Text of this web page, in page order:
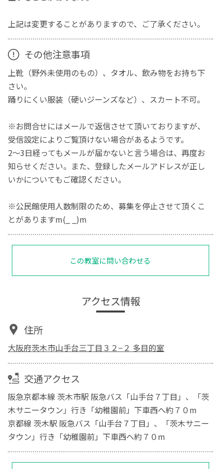
上記は変更することがありますので、ご了承ください。
その他注意事項
上靴（野外未使用のもの）、タオル、飲み物をお持ち下
さい。
踊りにくい服装（硬いジーンズなど）、スカート不可。
※お問合せにはメールで返信させて頂いておりますが、
受信設定によりご覧頂けない場合があるようです。
2〜3日経ってもメールが届かないと言う場合は、再度お
知らせください。また、登録したメールアドレスが正し
いかについてもご確認ください。
※公民館使用人数制限のため、募集を停止させて頂くこ
とがありますm(_ _)m
この教室に問い合わせる
アクセス情報
住所
大阪府茨木市山手台三丁目３２−２ 多目的室
交通アクセス
阪急京都本線 茨木市駅 阪急バス「山手台７丁目」、「茨
木サニータウン」行き「幼稚園前」下車西へ約７０m
京都線 茨木駅 阪急バス「山手台７丁目」、「茨木サニー
タウン」行き「幼稚園前」下車西へ約７０m